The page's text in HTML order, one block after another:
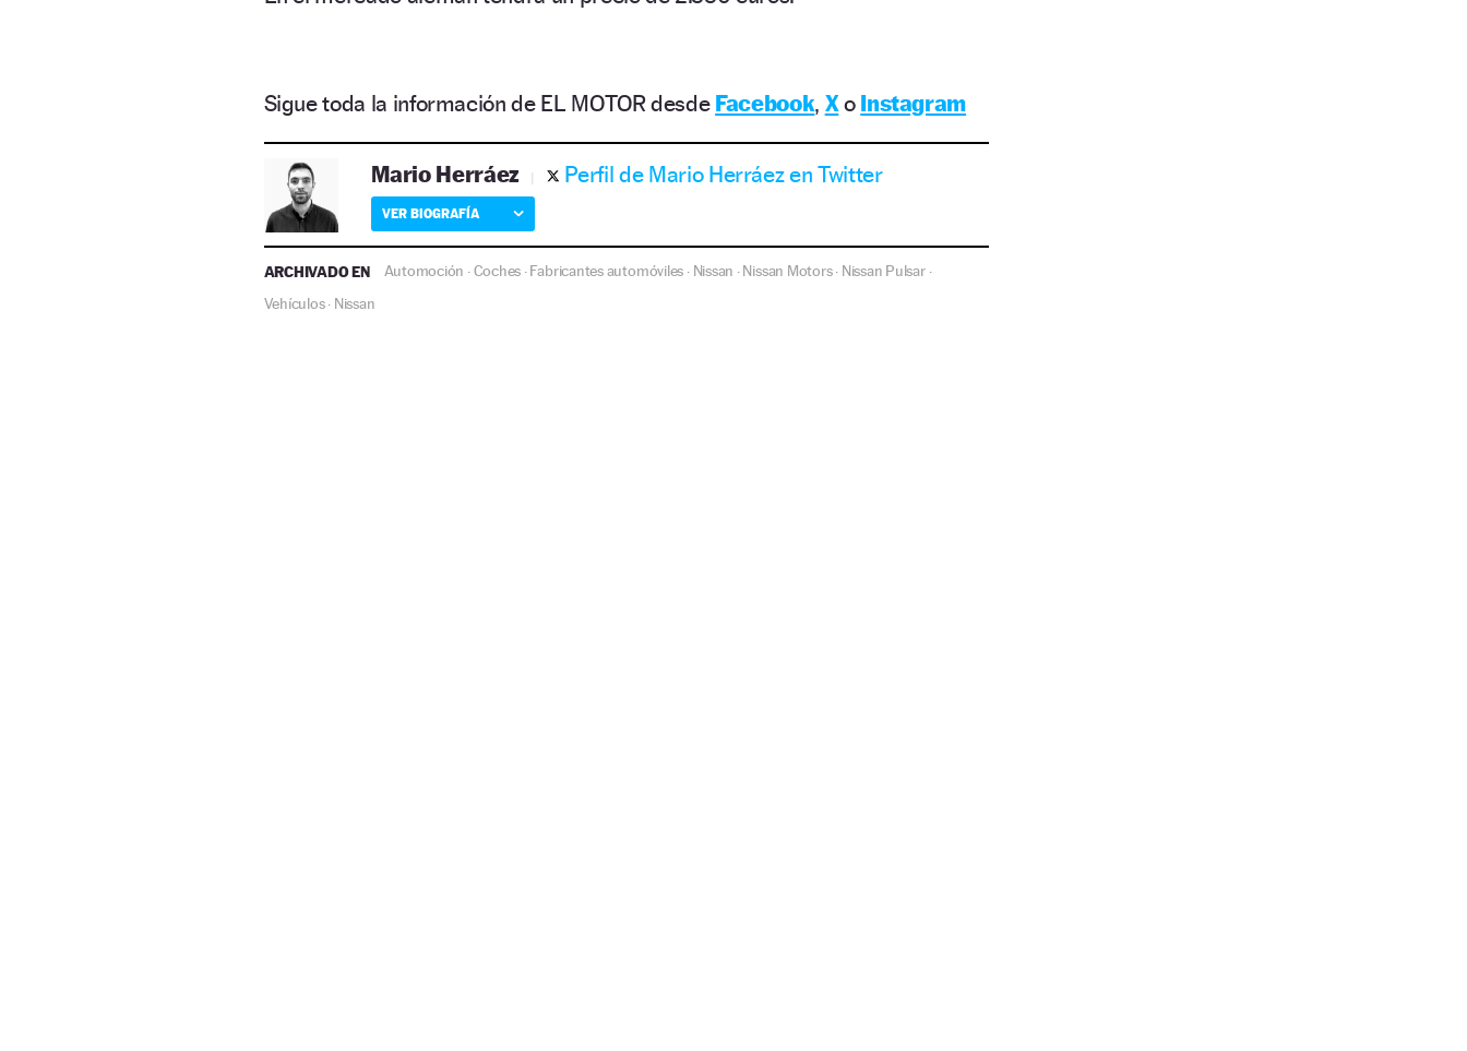
Sigue toda la información de EL MOTOR desde Facebook, Xo Instagram
Mario Herráez Perfil de Mario Herráez en Twitter
VER BIOGRAFÍA
ARCHIVADO EN Automoción ·Coches ·Fabricantes automóviles · Nissan ·Nissan Motors· Nissan Pulsar·
Vehículos· Nissan